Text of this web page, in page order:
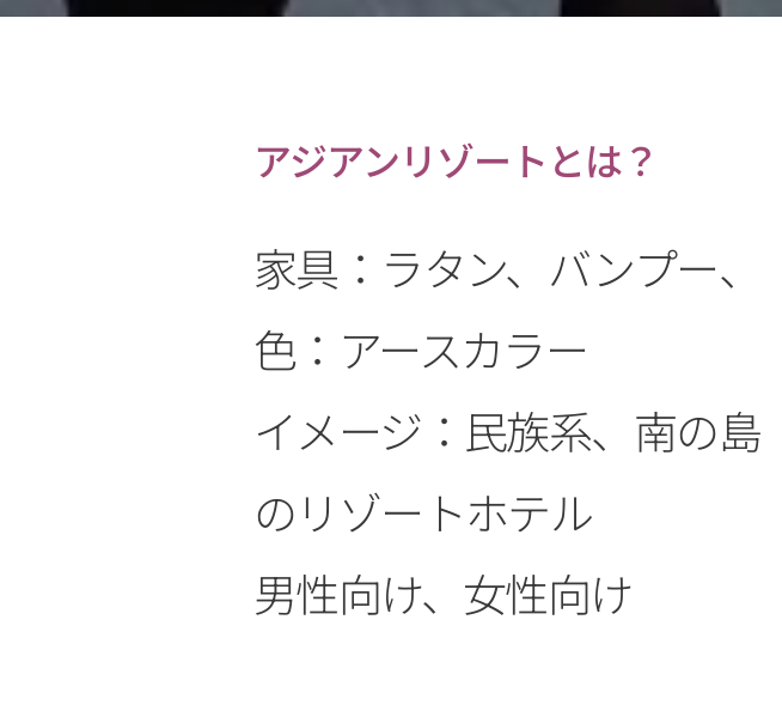
アジアンリゾートとは？
家具：ラタン、バンプー、
色：アースカラー
イメージ：民族系、南の島
のリゾートホテル
男性向け、女性向け